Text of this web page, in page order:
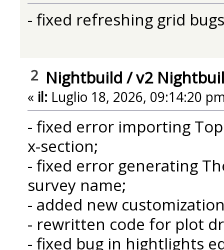
- fixed refreshing grid
2 Nightbuild /v2
« il: Luglio 18, 2026, 09:14:20
- fixed error importing
x-section;
- fixed error generating
survey name;
- added new
- rewritten code for plot
- fixed bug in hightlights